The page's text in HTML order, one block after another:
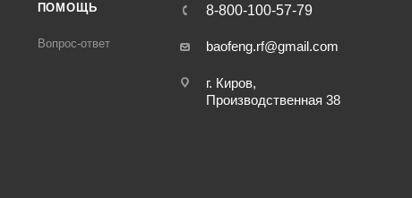
ПОМОЩЬ
Вопрос-ответ
8-800-100-57-79
baofeng.rf@gmail.com
г. Киров,
Производственная 38